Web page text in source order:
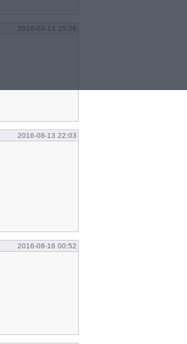
2016-08-13 15:26
2016-08-13 22:03
2016-08-16 00:52